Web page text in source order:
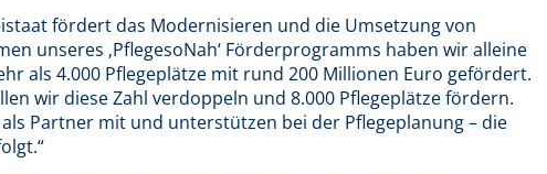
fördert das Modernisieren und die Umsetzung von
unseres ‚PflegesoNah‘ Förderprogramms haben wir alleine
als 4.000 Pflegeplätze mit rund 200 Millionen Euro gefördert.
wir diese Zahl verdoppeln und 8.000 Pflegeplätze fördern.
Partner mit und unterstützen bei der Pflegeplanung – die